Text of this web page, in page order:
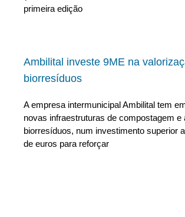
primeira edição
Ambilital investe 9ME na
biorresíduos
A empresa intermunicipal Ambilital tem
novas infraestruturas de compostagem e
biorresíduos, num investimento superior
de euros para reforçar